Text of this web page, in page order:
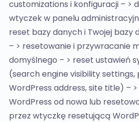
customizations i konfiguracji – >
wtyczek w panelu
reset bazy danych i Twojej bazy
– > resetowanie i przywracanie
domyślnego – > reset ustawień
(search engine visibility settings,
WordPress address, site title) –
WordPress od nowa lub
przez wtyczkę resetującą